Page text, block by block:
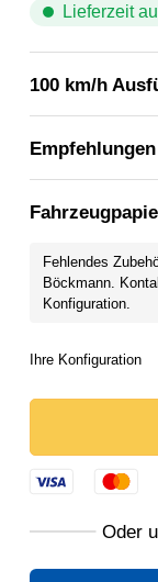
Lieferzeit
100 km/h
Empfehlungen
Fehlendes
Böckmann.
Konfiguration.